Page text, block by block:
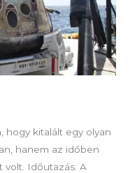
hogy kitalált egy olyan
hanem az időben
volt. Időutazás. A